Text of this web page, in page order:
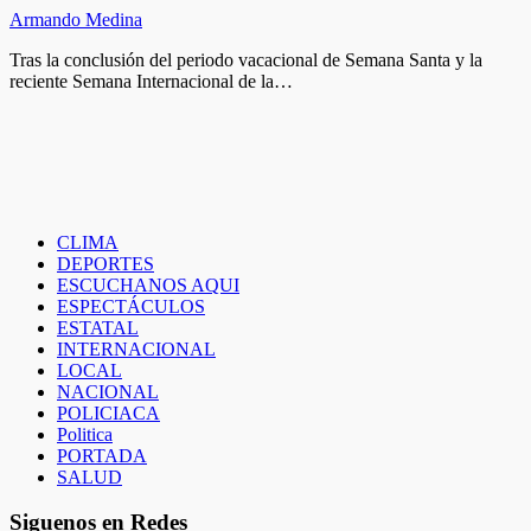
Armando Medina
Tras la conclusión del periodo vacacional de Semana Santa y la
reciente Semana Internacional de la…
CLIMA
DEPORTES
ESCUCHANOS AQUI
ESPECTÁCULOS
ESTATAL
INTERNACIONAL
LOCAL
NACIONAL
POLICIACA
Politica
PORTADA
SALUD
Siguenos en Redes